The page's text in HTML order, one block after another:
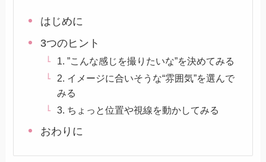
はじめに
3つのヒント
1. ”こんな感じを撮りたいな”を決めてみる
2. イメージに合いそうな“雰囲気”を選んで
みる
3. ちょっと位置や視線を動かしてみる
おわりに